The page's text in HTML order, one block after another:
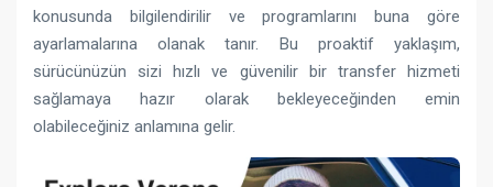
konusunda bilgilendirilir ve programlarını buna göre
ayarlamalarına olanak tanır. Bu proaktif yaklaşım,
sürücünüzün sizi hızlı ve güvenilir bir transfer hizmeti
sağlamaya hazır olarak bekleyeceğinden emin
olabileceğiniz anlamına gelir.